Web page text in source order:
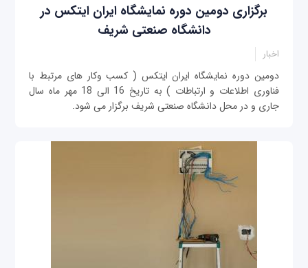
برگزاری دومین دوره نمایشگاه ایران ایتکس در
دانشگاه صنعتی شریف
اخبار
دومین دوره نمایشگاه ایران ایتکس ( کسب وکار های مرتبط با
فناوری اطلاعات و ارتباطات ) به تاریخ 16 الی 18 مهر ماه سال
جاری و در محل دانشگاه صنعتی شریف برگزار می شود.